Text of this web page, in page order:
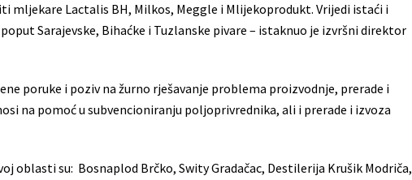
mljekare Lactalis BH, Milkos, Meggle i Mlijekoprodukt. Vrijedi istaći i
Sarajevske, Bihaćke i Tuzlanske pivare – istaknuo je izvršni direktor
poruke i poziv na žurno rješavanje problema proizvodnje, prerade i
na pomoć u subvencioniranju poljoprivrednika, ali i prerade i izvoza
oblasti su: Bosnaplod Brčko, Swity Gradačac, Destilerija Krušik Modriča,